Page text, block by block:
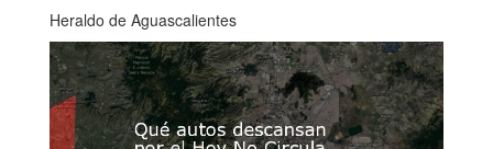
Heraldo de Aguascalientes